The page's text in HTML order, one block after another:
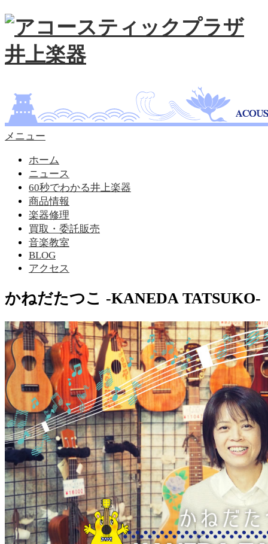
メニュー
ホーム
ニュース
60秒でわかる井上楽器
商品情報
楽器修理
買取・委託販売
音楽教室
BLOG
アクセス
かねだたつこ -KANEDA TATSUKO-